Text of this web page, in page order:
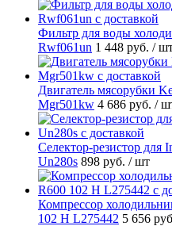
Фильтр для воды
Rwf061un 1 448 руб. /
Двигатель мясорубки
Mgr501kw 4 686 руб. /
Селектор-резистор для
Un280s 898 руб. / шт
Компрессор
102 H L275442 5 656